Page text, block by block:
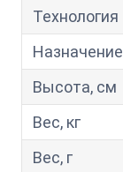
Технология
Назначение
Высота, см
Вес, кг
Вес, г